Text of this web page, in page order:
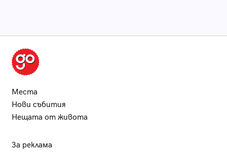
Места
Нови събития
Нещата от живота
За реклама